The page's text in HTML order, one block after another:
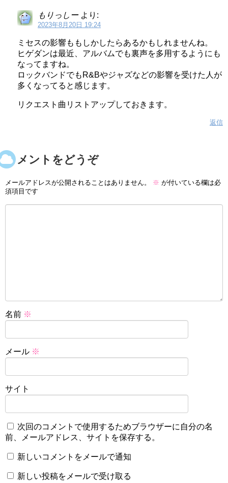
もりっしー より:
2023年8月20日 19:24
ミセスの影響ももしかしたらあるかもしれませんね。
ヒゲダンは最近、アルバムでも裏声を多用するようにも
なってますね。
ロックバンドでもR&Bやジャズなどの影響を受けた人が
多くなってると感じます。
リクエスト曲リストアップしておきます。
返信
コメントをどうぞ
メールアドレスが公開されることはありません。 ※ が付いている欄は必
須項目です
名前 ※
メール ※
サイト
次回のコメントで使用するためブラウザーに自分の名
前、メールアドレス、サイトを保存する。
新しいコメントをメールで通知
新しい投稿をメールで受け取る